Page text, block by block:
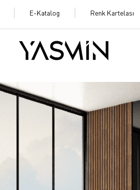
E-Katalog Renk Kartelası